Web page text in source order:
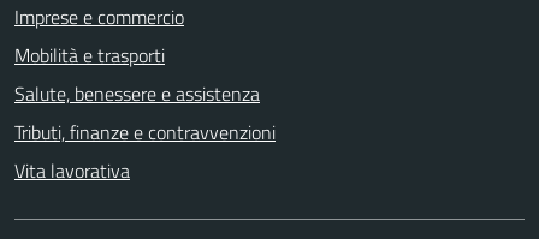
Imprese e commercio
Mobilità e trasporti
Salute, benessere e assistenza
Tributi, finanze e contravvenzioni
Vita lavorativa